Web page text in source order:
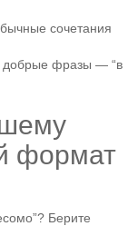
сочетания
добрые фразы — “в
формат
Берите